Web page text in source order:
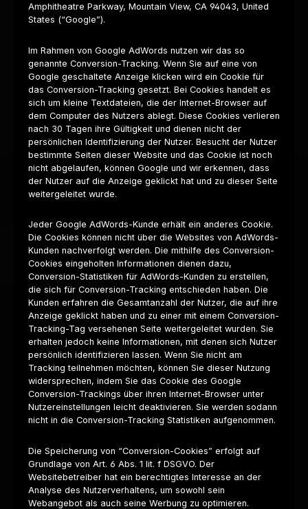
Amphitheatre Parkway, Mountain View, CA 94043, United
States (“Google”).
Im Rahmen von Google AdWords nutzen wir das so
genannte Conversion-Tracking. Wenn Sie auf eine von
Google geschaltete Anzeige klicken wird ein Cookie für
das Conversion-Tracking gesetzt. Bei Cookies handelt es
sich um kleine Textdateien, die der Internet-Browser auf
dem Computer des Nutzers ablegt. Diese Cookies verlieren
nach 30 Tagen ihre Gültigkeit und dienen nicht der
persönlichen Identifizierung der Nutzer. Besucht der Nutzer
bestimmte Seiten dieser Website und das Cookie ist noch
nicht abgelaufen, können Google und wir erkennen, dass
der Nutzer auf die Anzeige geklickt hat und zu dieser Seite
weitergeleitet wurde.
Jeder Google AdWords-Kunde erhält ein anderes Cookie.
Die Cookies können nicht über die Websites von AdWords-
Kunden nachverfolgt werden. Die mithilfe des Conversion-
Cookies eingeholten Informationen dienen dazu,
Conversion-Statistiken für AdWords-Kunden zu erstellen,
die sich für Conversion-Tracking entschieden haben. Die
Kunden erfahren die Gesamtanzahl der Nutzer, die auf ihre
Anzeige geklickt haben und zu einer mit einem Conversion-
Tracking-Tag versehenen Seite weitergeleitet wurden. Sie
erhalten jedoch keine Informationen, mit denen sich Nutzer
persönlich identifizieren lassen. Wenn Sie nicht am
Tracking teilnehmen möchten, können Sie dieser Nutzung
widersprechen, indem Sie das Cookie des Google
Conversion-Trackings über ihren Internet-Browser unter
Nutzereinstellungen leicht deaktivieren. Sie werden sodann
nicht in die Conversion-Tracking Statistiken aufgenommen.
Die Speicherung von “Conversion-Cookies” erfolgt auf
Grundlage von Art. 6 Abs. 1 lit. f DSGVO. Der
Websitebetreiber hat ein berechtigtes Interesse an der
Analyse des Nutzerverhaltens, um sowohl sein
Webangebot als auch seine Werbung zu optimieren.